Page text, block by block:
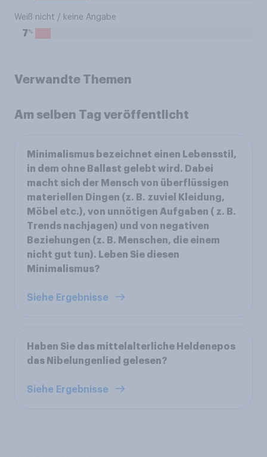
Weiß nicht / keine Angabe
7%
Verwandte Themen
Am selben Tag veröffentlicht
Minimalismus bezeichnet einen Lebensstil,
in dem ohne Ballast gelebt wird. Dabei
macht sich der Mensch von überflüssigen
materiellen Dingen (z. B. zuviel Kleidung,
Möbel etc.), von unnötigen Aufgaben ( z. B.
Trends nachjagen) und von negativen
Beziehungen (z. B. Menschen, die einem
nicht gut tun). Leben Sie diesen
Minimalismus?
Siehe Ergebnisse
Haben Sie das mittelalterliche Heldenepos
das Nibelungenlied gelesen?
Siehe Ergebnisse